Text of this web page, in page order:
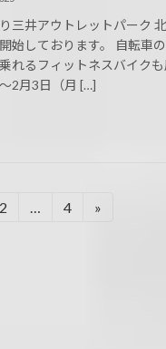
三井アウトレットパーク
始しております。 自転車
れるフィットネスバイク
2月3日（月 […]
2 …
固
4 »